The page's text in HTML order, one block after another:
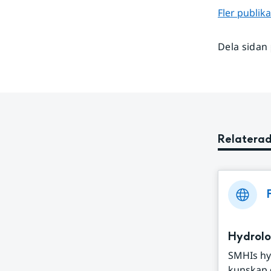
Fler
Dela sidan
SMHIs